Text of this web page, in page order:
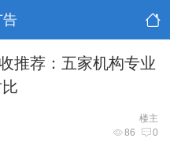
告
推荐：五家机构专业
楼主
86 0